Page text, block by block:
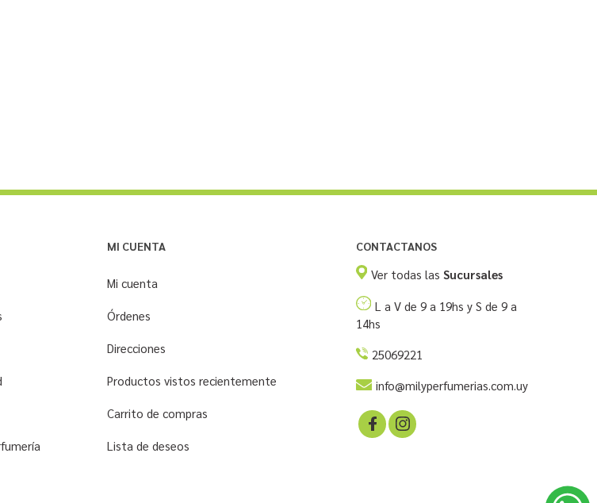
MI CUENTA
Mi cuenta
Órdenes
Direcciones
Productos vistos recientemente
Carrito de compras
Lista de deseos
CONTACTANOS
Ver todas las Sucursales
L a V de 9 a 19hs y S de 9 a
14hs
25069221
info@milyperfumerias.com.uy